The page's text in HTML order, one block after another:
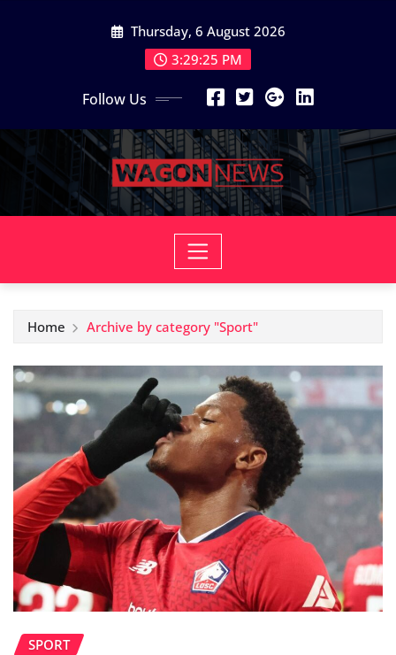
Thursday, 6 August 2026
3:29:27 PM
Follow Us
Home Archive by category "Sport"
SPORT